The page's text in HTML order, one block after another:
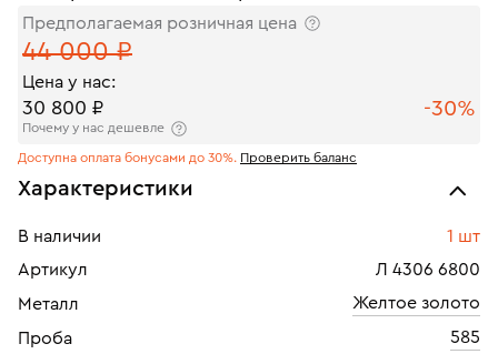
Предполагаемая розничная цена
44 000 ₽
Цена у нас:
30 800 ₽ -30%
Почему у нас дешевле
Доступна оплата бонусами до 30%. Проверить баланс
Характеристики
В наличии
1 шт
Артикул
Л 4306 6800
Металл
Желтое золото
Проба
585